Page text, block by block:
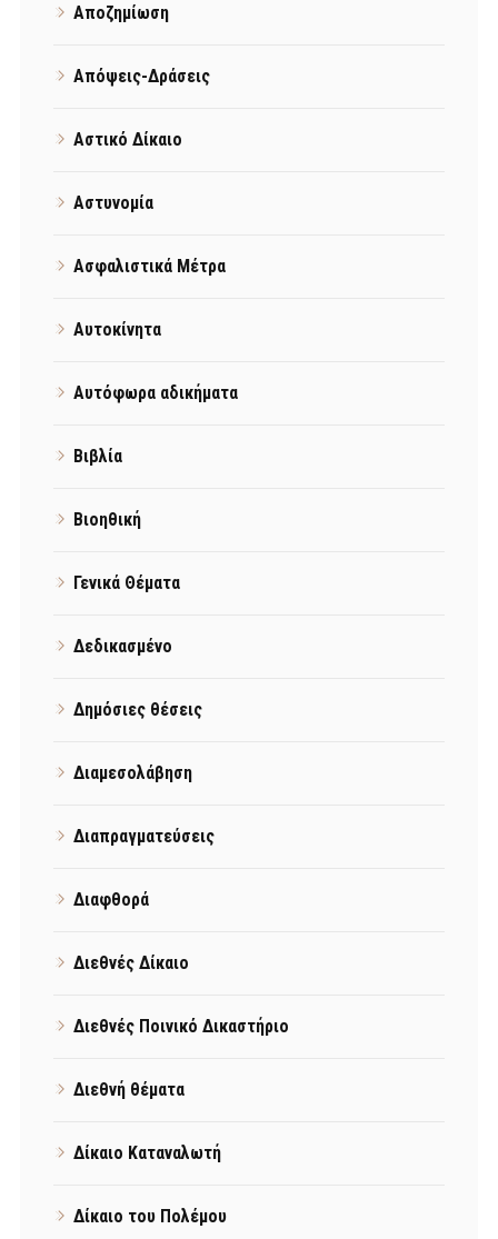
Αποζημίωση
Απόψεις-Δράσεις
Αστικό Δίκαιο
Αστυνομία
Ασφαλιστικά Μέτρα
Αυτοκίνητα
Αυτόφωρα αδικήματα
Βιβλία
Βιοηθική
Γενικά Θέματα
Δεδικασμένο
Δημόσιες θέσεις
Διαμεσολάβηση
Διαπραγματεύσεις
Διαφθορά
Διεθνές Δίκαιο
Διεθνές Ποινικό Δικαστήριο
Διεθνή θέματα
Δίκαιο Καταναλωτή
Δίκαιο του Πολέμου